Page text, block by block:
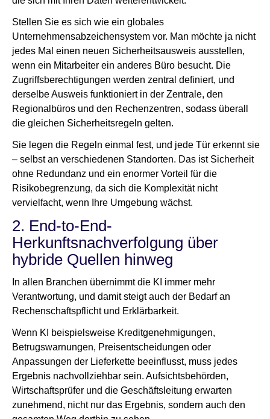
Stellen Sie es sich wie ein globales
Unternehmensabzeichensystem vor. Man möchte ja nicht
jedes Mal einen neuen Sicherheitsausweis ausstellen,
wenn ein Mitarbeiter ein anderes Büro besucht. Die
Zugriffsberechtigungen werden zentral definiert, und
derselbe Ausweis funktioniert in der Zentrale, den
Regionalbüros und den Rechenzentren, sodass überall
die gleichen Sicherheitsregeln gelten.
Sie legen die Regeln einmal fest, und jede Tür erkennt sie
– selbst an verschiedenen Standorten. Das ist Sicherheit
ohne Redundanz und ein enormer Vorteil für die
Risikobegrenzung, da sich die Komplexität nicht
vervielfacht, wenn Ihre Umgebung wächst.
2. End-to-End-
Herkunftsnachverfolgung über
hybride Quellen hinweg
In allen Branchen übernimmt die KI immer mehr
Verantwortung, und damit steigt auch der Bedarf an
Rechenschaftspflicht und Erklärbarkeit.
Wenn KI beispielsweise Kreditgenehmigungen,
Betrugswarnungen, Preisentscheidungen oder
Anpassungen der Lieferkette beeinflusst, muss jedes
Ergebnis nachvollziehbar sein. Aufsichtsbehörden,
Wirtschaftsprüfer und die Geschäftsleitung erwarten
zunehmend, nicht nur das Ergebnis, sondern auch den